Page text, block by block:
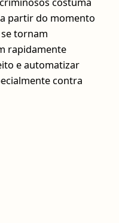
partir do momento
tornam
rapidamente
e automatizar
contra